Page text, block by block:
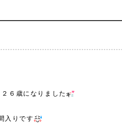
６歳になりました
入りです